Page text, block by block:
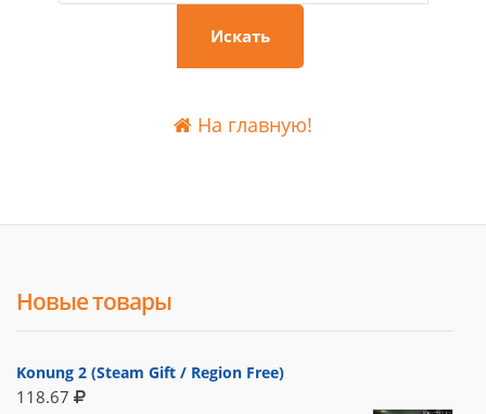
Искать
На главную!
Новые товары
Konung 2 (Steam Gift / Region Free)
118.67